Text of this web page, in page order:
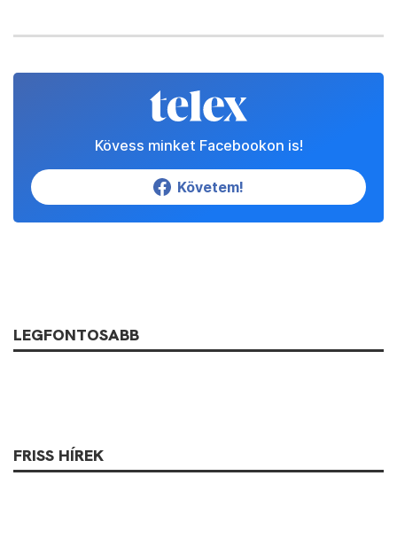
Kövess minket Facebookon is!
Követem!
LEGFONTOSABB
FRISS HÍREK